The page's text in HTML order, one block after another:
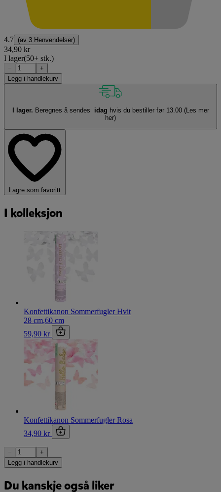
4.7 (av 3 Henvendelser)
34,90 kr
I lager(50+ stk.)
−
+
Legg i handlekurv
I lager. Beregnes å sendes idag hvis du bestiller før 13.00 (Les mer
her)
Lagre som favoritt
I kolleksjon
Konfettikanon Sommerfugler Hvit
28 cm,60 cm
59,90 kr
Konfettikanon Sommerfugler Rosa
34,90 kr
−
+
Legg i handlekurv
Du kanskje også liker